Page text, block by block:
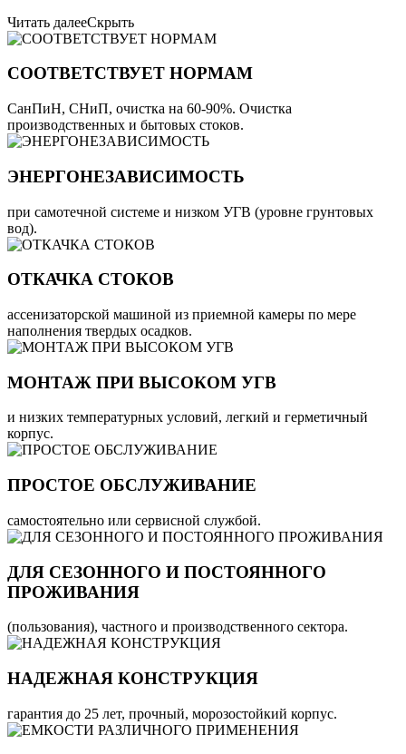
Читать далееСкрыть
СООТВЕТСТВУЕТ НОРМАМ
СанПиН, СНиП, очистка на 60-90%. Очистка
производственных и бытовых стоков.
ЭНЕРГОНЕЗАВИСИМОСТЬ
при самотечной системе и низком УГВ (уровне грунтовых
вод).
ОТКАЧКА СТОКОВ
ассенизаторской машиной из приемной камеры по мере
наполнения твердых осадков.
МОНТАЖ ПРИ ВЫСОКОМ УГВ
и низких температурных условий, легкий и герметичный
корпус.
ПРОСТОЕ ОБСЛУЖИВАНИЕ
самостоятельно или сервисной службой.
ДЛЯ СЕЗОННОГО И ПОСТОЯННОГО
ПРОЖИВАНИЯ
(пользования), частного и производственного сектора.
НАДЕЖНАЯ КОНСТРУКЦИЯ
гарантия до 25 лет, прочный, морозостойкий корпус.